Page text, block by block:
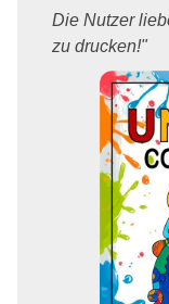
Die Nutzer
zu drucken!"